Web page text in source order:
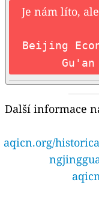
Je nám líto,
Beijing
Gu'an
Další informace
aqicn.org/